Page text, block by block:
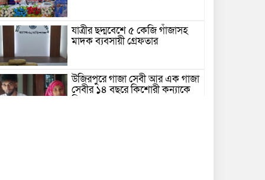
যাত্রীর ছদ্মবেশে ৫ কেজি গাঁজাসহ
মাদক ব্যবসায়ী গ্রেফতার
উজিরপুরে গাজা সেবী আর এক গাজা
সেবীর ১৪ বছরে কিশোরী কন্যাকে
বিয়ে, এলাকায় তোলপাড়